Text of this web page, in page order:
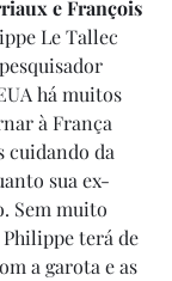
e François
Le Tallec
há muitos
à França
cuidando da
sua ex-
Sem muito
terá de
a garota e as